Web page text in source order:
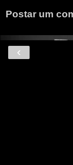
Postar um
‹